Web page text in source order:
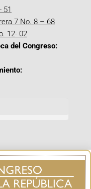
51
7 No. 8 – 68
12- 02
del Congreso: